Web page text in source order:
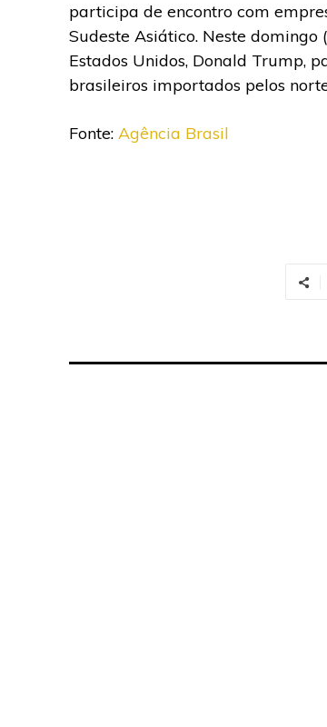
participa de encontro com
Sudeste Asiático. Neste
Estados Unidos, Donald Trump,
brasileiros importados pelos
Fonte: Agência Brasil